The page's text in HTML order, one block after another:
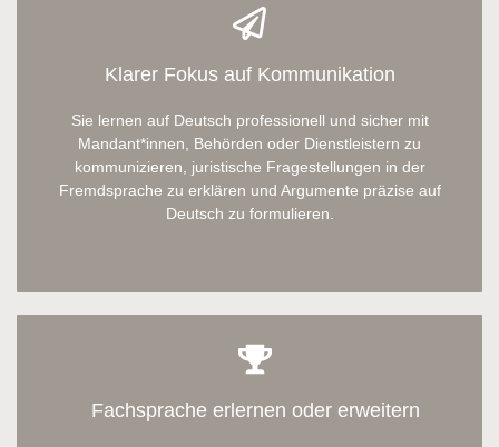
Klarer Fokus auf Kommunikation
Sie lernen auf Deutsch professionell und sicher mit
Mandant*innen, Behörden oder Dienstleistern zu
kommunizieren, juristische Fragestellungen in der
Fremdsprache zu erklären und Argumente präzise auf
Deutsch zu formulieren.
Fachsprache erlernen oder erweitern